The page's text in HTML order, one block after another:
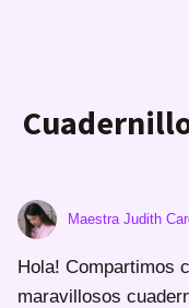
Maestra Judith
Hola! Compartimos
maravillosos